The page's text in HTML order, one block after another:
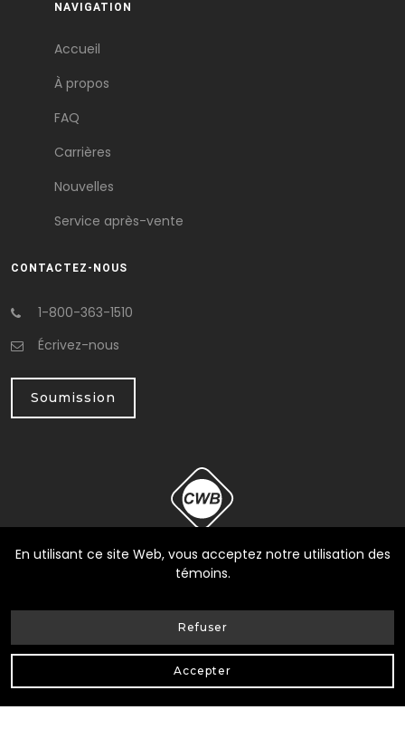
NAVIGATION
Accueil
À propos
FAQ
Carrières
Nouvelles
Service après-vente
CONTACTEZ-NOUS
1-800-363-1510
Écrivez-nous
Soumission
© Heneault et Gosselin inc.2026| Tous Droits Réservés |
Conception Web Delisoft|Confidentialité
En utilisant ce site Web, vous acceptez notre utilisation des
témoins.
Refuser
Accepter